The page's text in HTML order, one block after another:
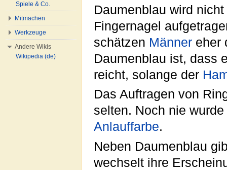
Daumenblau wird
Fingernagel
schätzen Männer eher
Daumenblau ist, dass
reicht, solange der
Das Auftragen von
selten. Noch nie
Anlauffarbe.
Neben Daumenblau
wechselt ihre
Spiele & Co.
Mitmachen
Werkzeuge
Andere Wikis
Wikipedia (de)